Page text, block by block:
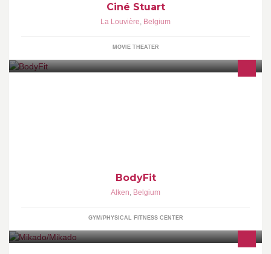
Ciné Stuart
La Louvière, Belgium
MOVIE THEATER
BodyFit
Alken, Belgium
GYM/PHYSICAL FITNESS CENTER